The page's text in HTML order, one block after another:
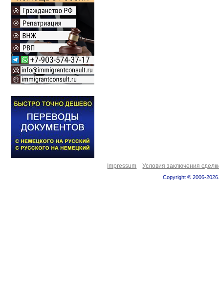
Impressum Условия заключения
Copyright © 2006-